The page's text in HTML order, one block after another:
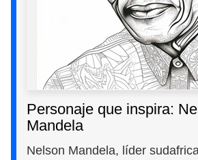
Personaje que inspira:
Mandela
Nelson Mandela, líder